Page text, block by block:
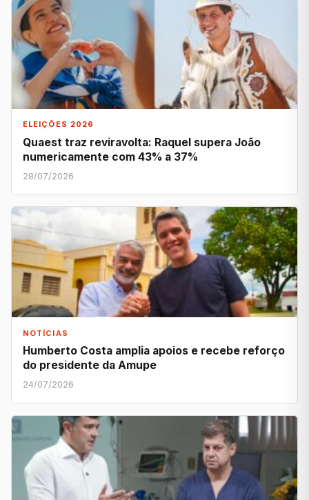
ELEIÇÕES 2026
Quaest traz reviravolta: Raquel supera João
numericamente com 43% a 37%
28/07/2026
NOTÍCIAS
Humberto Costa amplia apoios e recebe reforço
do presidente da Amupe
24/07/2026